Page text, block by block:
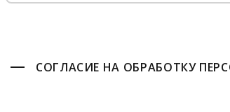
СОГЛАСИЕ НА ОБРАБОТКУ